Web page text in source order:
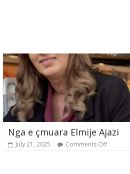
Nga e çmuara Elmije Ajazi
July 21, 2025 Comments Off